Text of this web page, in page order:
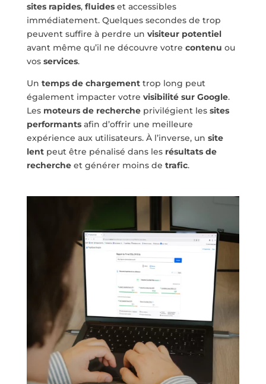
sites rapides, fluideset accessibles
immédiatement. Quelques secondes de trop
peuvent suffire à perdre un visiteur potentiel
avant même qu’il ne découvre votre contenu ou
vos services.
Un temps de chargementtrop long peut
également impacter votre visibilité sur Google.
Les moteurs de rechercheprivilégient les sites
performantsafin d’offrir une meilleure
expérience aux utilisateurs. À l’inverse, un site
lentpeut être pénalisé dans les résultats de
rechercheet générer moins de trafic.